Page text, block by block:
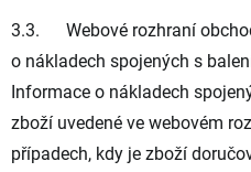
3.3. Webové rozhraní
o nákladech spojených s
Informace o nákladech
zboží uvedené ve webovém
případech, kdy je zboží